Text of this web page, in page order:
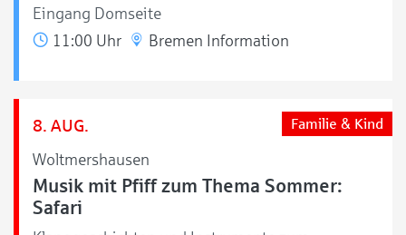
Eingang Domseite
11:00 Uhr
Bremen Information
8. AUG.
Woltmershausen
Familie & Kind
Musik mit Pfiff zum Thema Sommer:
Safari